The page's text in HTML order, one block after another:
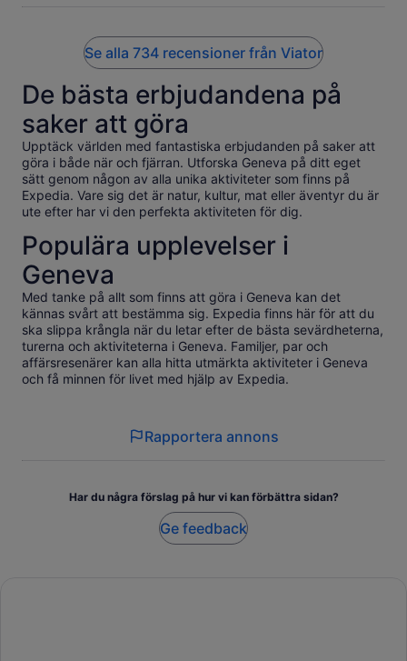
Se alla 734 recensioner från Viator
De bästa erbjudandena på
saker att göra
Upptäck världen med fantastiska erbjudanden på saker att
göra i både när och fjärran. Utforska Geneva på ditt eget
sätt genom någon av alla unika aktiviteter som finns på
Expedia. Vare sig det är natur, kultur, mat eller äventyr du är
ute efter har vi den perfekta aktiviteten för dig.
Populära upplevelser i
Geneva
Med tanke på allt som finns att göra i Geneva kan det
kännas svårt att bestämma sig. Expedia finns här för att du
ska slippa krångla när du letar efter de bästa sevärdheterna,
turerna och aktiviteterna i Geneva. Familjer, par och
affärsresenärer kan alla hitta utmärkta aktiviteter i Geneva
och få minnen för livet med hjälp av Expedia.
Rapportera annons
Har du några förslag på hur vi kan förbättra sidan?
Ge feedback